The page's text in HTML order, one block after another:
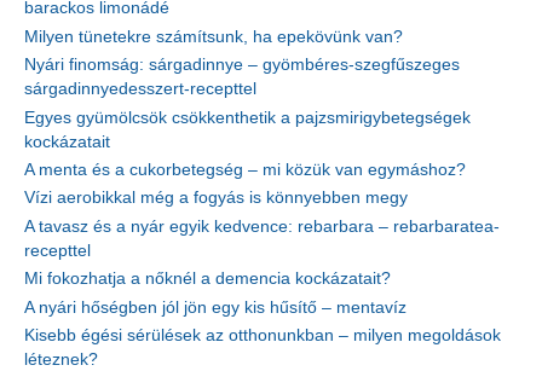
barackos limonádé
Milyen tünetekre számítsunk, ha epekövünk van?
Nyári finomság: sárgadinnye – gyömbéres-szegfűszeges
sárgadinnyedesszert-recepttel
Egyes gyümölcsök csökkenthetik a pajzsmirigybetegségek
kockázatait
A menta és a cukorbetegség – mi közük van egymáshoz?
Vízi aerobikkal még a fogyás is könnyebben megy
A tavasz és a nyár egyik kedvence: rebarbara – rebarbaratea-
recepttel
Mi fokozhatja a nőknél a demencia kockázatait?
A nyári hőségben jól jön egy kis hűsítő – mentavíz
Kisebb égési sérülések az otthonunkban – milyen megoldások
léteznek?